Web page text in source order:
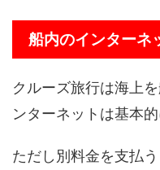
船内のインターネ
クルーズ旅行は海上
ンターネットは基本的
ただし別料金を支払